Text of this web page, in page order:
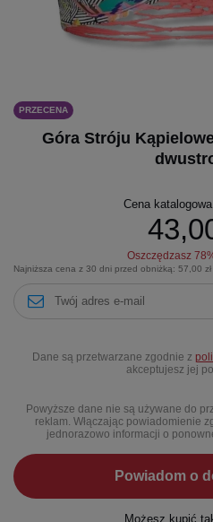
PRZECENA
Góra Stróju
Cena
Oszczędzasz 78
Najniższa cena z 30 dni przed obniżką: 57,00 zł
Dane są przetwarzane zgodnie z
akceptujesz jej
Powyższe dane nie są używane do
reklam. Włączając powiadomienie
jednorazowo informacji o
Powiadom o
Możesz kupić